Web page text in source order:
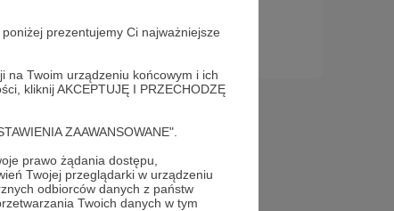
prezentujemy Ci najważniejsze
na Twoim urządzeniu końcowym i ich
kliknij AKCEPTUJĘ I PRZECHODZĘ
ZAAWANSOWANE".
prawo żądania dostępu,
Twojej przeglądarki w urządzeniu
odbiorców danych z państw
Twoich danych w tym